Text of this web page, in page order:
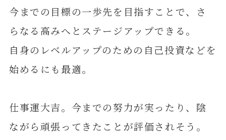
今までの目標の一歩先を目指すことで、さ
らなる高みへとステージアップできる。
自身のレベルアップのための自己投資などを
始めるにも最適。
仕事運大吉。今までの努力が実ったり、陰
ながら頑張ってきたことが評価されそう。